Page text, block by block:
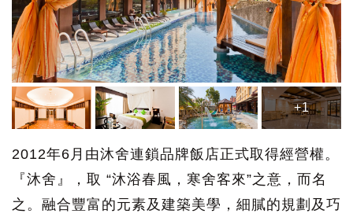
+1
2012年6月由沐舍連鎖品牌飯店正式取得經營權。
『沐舍』，取 “沐浴春風，寒舍客來”之意，而名
之。融合豐富的元素及建築美學，細膩的規劃及巧